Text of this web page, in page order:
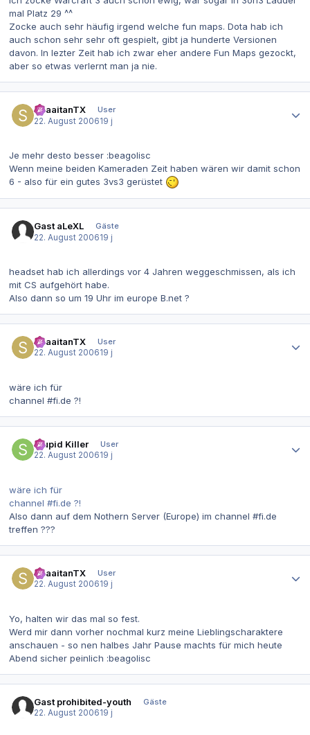
mal Platz 29 ^^
Zocke auch sehr häufig irgend welche fun maps. Dota hab ich
auch schon sehr sehr oft gespielt, gibt ja hunderte Versionen
davon. In lezter Zeit hab ich zwar eher andere Fun Maps gezockt,
aber so etwas verlernt man ja nie.
ShaaitanTX
User
22. August 200619 j
Je mehr desto besser :beagolisc
Wenn meine beiden Kameraden Zeit haben wären wir damit schon
6 - also für ein gutes 3vs3 gerüstet
Gast aLeXL
Gäste
22. August 200619 j
headset hab ich allerdings vor 4 Jahren weggeschmissen, als ich
mit CS aufgehört habe.
Also dann so um 19 Uhr im europe B.net ?
ShaaitanTX
User
22. August 200619 j
wäre ich für
channel #fi.de ?!
Stupid Killer
User
22. August 200619 j
wäre ich für
channel #fi.de ?!
Also dann auf dem Nothern Server (Europe) im channel #fi.de
treffen ???
ShaaitanTX
User
22. August 200619 j
Yo, halten wir das mal so fest.
Werd mir dann vorher nochmal kurz meine Lieblingscharaktere
anschauen - so nen halbes Jahr Pause machts für mich heute
Abend sicher peinlich :beagolisc
Gast prohibited-youth
Gäste
22. August 200619 j